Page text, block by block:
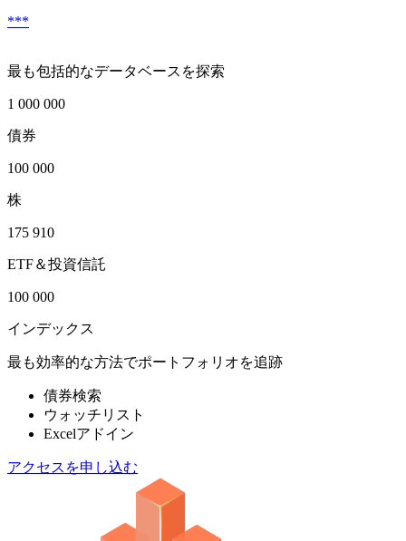
***
最も包括的なデータベースを探索
1 000 000
債券
100 000
株
175 910
ETF＆投資信託
100 000
インデックス
最も効率的な方法でポートフォリオを追跡
債券検索
ウォッチリスト
Excelアドイン
アクセスを申し込む